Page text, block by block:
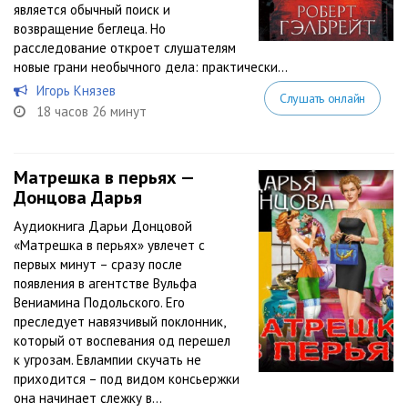
является обычный поиск и
возвращение беглеца. Но
расследование откроет слушателям
новые грани необычного дела: практически...
Игорь Князев
18 часов 26 минут
Слушать онлайн
Матрешка в перьях —
Донцова Дарья
Аудиокнига Дарьи Донцовой
«Матрешка в перьях» увлечет с
первых минут – сразу после
появления в агентстве Вульфа
Вениамина Подольского. Его
преследует навязчивый поклонник,
который от воспевания од перешел
к угрозам. Евлампии скучать не
приходится – под видом консьержки
она начинает слежку в...